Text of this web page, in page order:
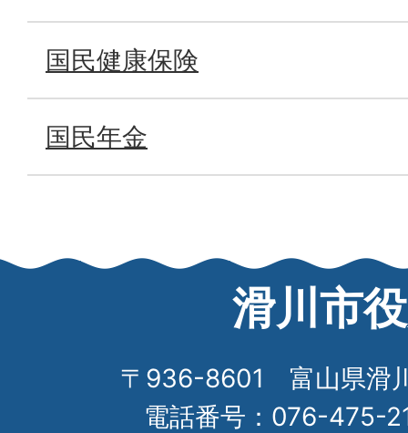
国民健康保険
国民年金
滑川市
〒936-8601 富山県滑
電話番号：076-475-